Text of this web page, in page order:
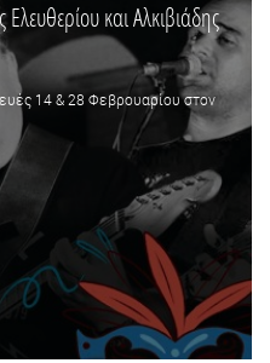
και Αλκιβιάδης
14 & 28 Φεβρουαρίου στον